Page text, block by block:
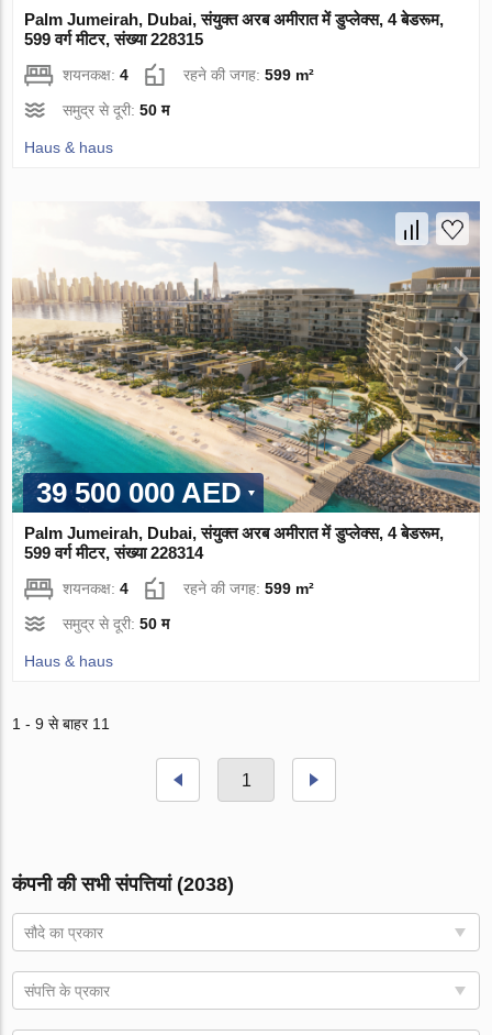
Palm Jumeirah, Dubai, संयुक्त अरब अमीरात में डुप्लेक्स, 4 बेडरूम,
599 वर्ग मीटर, संख्या 228315
शयनकक्ष:4 रहने की जगह:599 m²
समुद्र से दूरी:50 म
Haus & haus
39 500 000 AED
Palm Jumeirah, Dubai, संयुक्त अरब अमीरात में डुप्लेक्स, 4 बेडरूम,
599 वर्ग मीटर, संख्या 228314
शयनकक्ष:4 रहने की जगह:599 m²
समुद्र से दूरी:50 म
Haus & haus
1 - 9 से बाहर 11
1
कंपनी की सभी संपत्तियां (2038)
सौदे का प्रकार
संपत्ति के प्रकार